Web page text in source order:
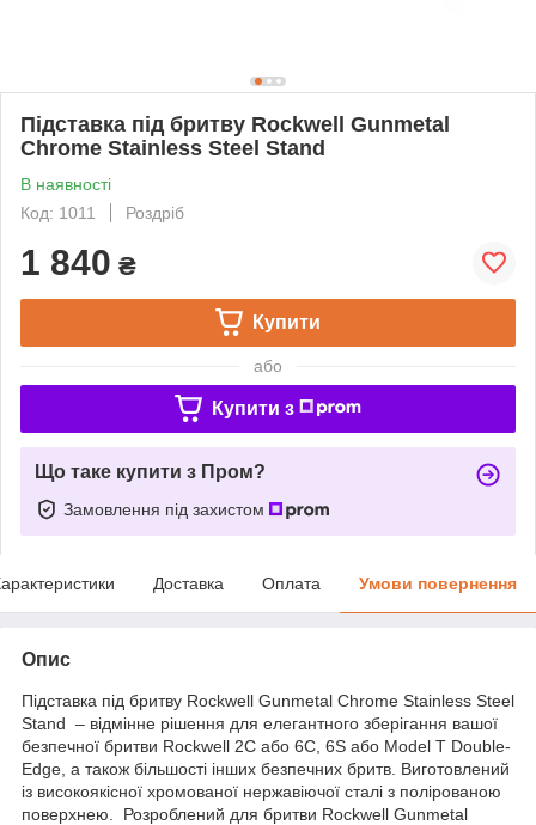
Підставка під бритву Rockwell Gunmetal
Chrome Stainless Steel Stand
В наявності
Код: 1011
Роздріб
1 840 ₴
Купити
або
Купити з
Що таке купити з Пром?
Замовлення під захистом
Доставка Оплата Умови повернення
Опис
Підставка під бритву Rockwell Gunmetal Chrome Stainless Steel
Stand – відмінне рішення для елегантного зберігання вашої
безпечної бритви Rockwell 2C або 6C, 6S або Model T Double-
Edge, а також більшості інших безпечних бритв. Виготовлений
із високоякісної хромованої нержавіючої сталі з полірованою
поверхнею. Розроблений для бритви Rockwell Gunmetal